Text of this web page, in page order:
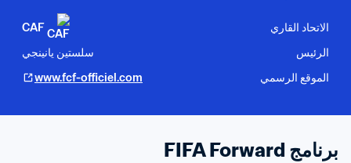
الاتحاد القاري
CAF
الرئيس
سلستين يانينجي
الموقع الرسمي
www.fcf-officiel.com
برنامج FIFA Forward